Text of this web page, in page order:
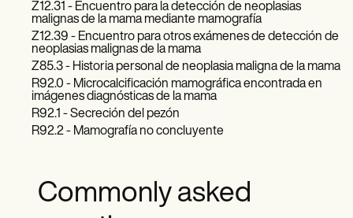
Z12.31 - Encuentro para la detección de neoplasias
malignas de la mama mediante mamografía
Z12.39 - Encuentro para otros exámenes de detección de
neoplasias malignas de la mama
Z85.3 - Historia personal de neoplasia maligna de la mama
R92.0 - Microcalcificación mamográfica encontrada en
imágenes diagnósticas de la mama
R92.1 - Secreción del pezón
R92.2 - Mamografía no concluyente
Commonly asked